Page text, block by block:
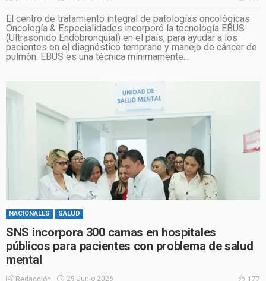
El centro de tratamiento integral de patologías oncológicas
Oncología & Especialidades incorporó la tecnología EBUS
(Ultrasonido Endobronquial) en el país, para ayudar a los
pacientes en el diagnóstico temprano y manejo de cáncer de
pulmón. EBUS es una técnica mínimamente...
NACIONALES SALUD
SNS incorpora 300 camas en hospitales
públicos para pacientes con problema de salud
mental
Redacción 29 Junio 2026 177